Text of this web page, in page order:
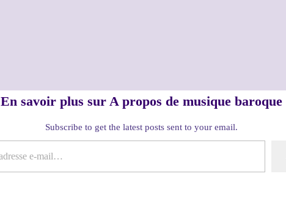
En savoir plus sur A propos de musique baroque
Subscribe to get the latest posts sent to your email.